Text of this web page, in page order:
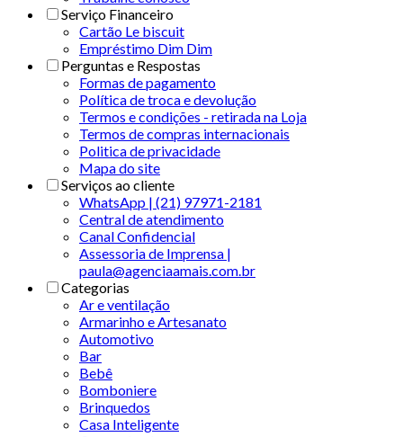
Serviço Financeiro
Cartão Le biscuit
Empréstimo Dim Dim
Perguntas e Respostas
Formas de pagamento
Política de troca e devolução
Termos e condições - retirada na Loja
Termos de compras internacionais
Politica de privacidade
Mapa do site
Serviços ao cliente
WhatsApp | (21) 97971-2181
Central de atendimento
Canal Confidencial
Assessoria de Imprensa |
paula@agenciaamais.com.br
Categorias
Ar e ventilação
Armarinho e Artesanato
Automotivo
Bar
Bebê
Bomboniere
Brinquedos
Casa Inteligente